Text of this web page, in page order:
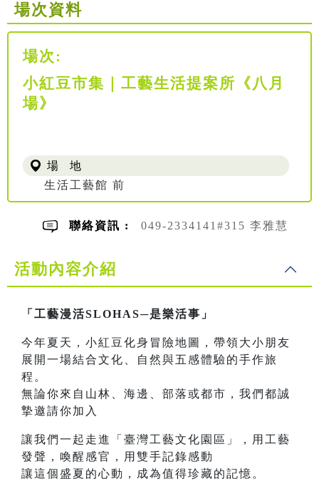
場次資料
場次:
小紅豆市集｜工藝生活提案所《八月
場》
場 地
生活工藝館 前
聯絡資訊 : 049-2334141#315 李雅慧
活動內容介紹
「工藝漫活SLOHAS─是樂活事」
今年夏天，小紅豆化身冒險地圖，帶領大小朋友
展開一場結合文化、自然與五感體驗的手作旅
程。
無論你來自山林、海邊、部落或都市，我們都誠
摯邀請你加入
讓我們一起走進「臺灣工藝文化園區」，用工藝
發聲，喚醒感官，用雙手記錄感動
讓這個盛夏的心動，成為值得珍藏的記憶。